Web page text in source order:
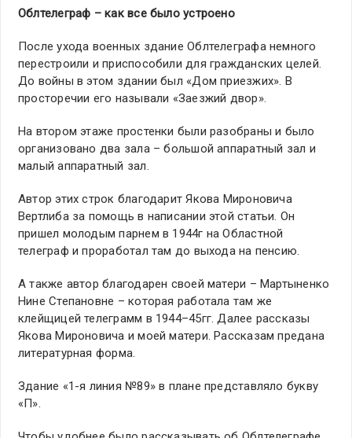
Облтелеграф – как все было устроено
После ухода военных здание Облтелеграфа немного
перестроили и приспособили для гражданских целей.
До войны в этом здании был «Дом приезжих». В
просторечии его называли «Заезжий двор».
На втором этаже простенки были разобраны и было
организовано два зала – большой аппаратный зал и
малый аппаратный зал.
Автор этих строк благодарит Якова Мироновича
Вертлиба за помощь в написании этой статьи. Он
пришел молодым парнем в 1944г на Областной
телеграф и проработал там до выхода на пенсию.
А также автор благодарен своей матери – Мартыненко
Нине Степановне – которая работала там же
клейщицей телеграмм в 1944–45гг. Далее рассказы
Якова Мироновича и моей матери. Рассказам предана
литературная форма.
Здание «1-я линия №89» в плане представляло букву
«П».